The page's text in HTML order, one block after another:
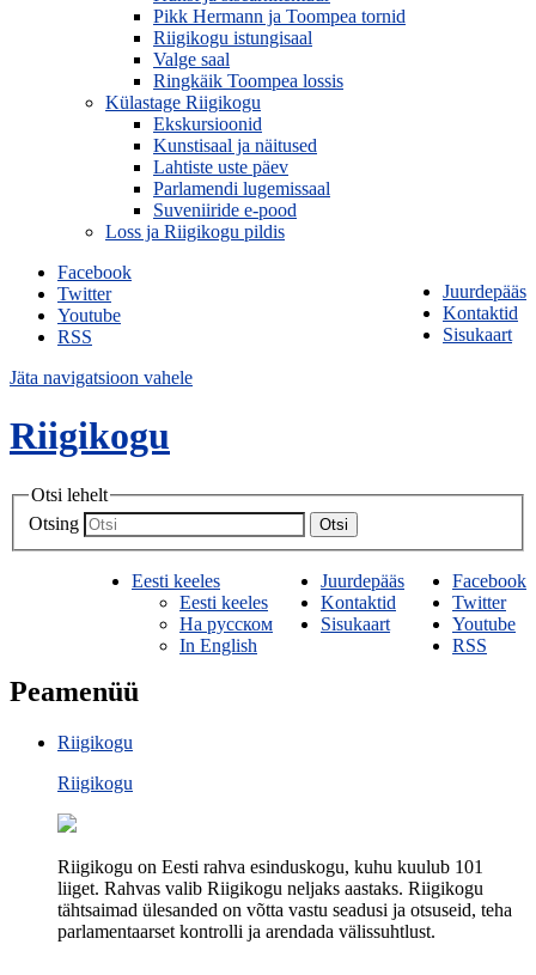
Pikk Hermann ja Toompea tornid
Riigikogu istungisaal
Valge saal
Ringkäik Toompea lossis
Külastage Riigikogu
Ekskursioonid
Kunstisaal ja näitused
Lahtiste uste päev
Parlamendi lugemissaal
Suveniiride e-pood
Loss ja Riigikogu pildis
Juurdepääs
Kontaktid
Sisukaart
Facebook
Twitter
Youtube
RSS
Jäta navigatsioon vahele
Riigikogu
Otsi lehelt
Otsing
Otsi
Facebook
Twitter
Youtube
RSS
Juurdepääs
Kontaktid
Sisukaart
Eesti keeles
Eesti keeles
На русском
In English
Peamenüü
Riigikogu
Riigikogu
Riigikogu on Eesti rahva esinduskogu, kuhu kuulub 101
liiget. Rahvas valib Riigikogu neljaks aastaks. Riigikogu
tähtsaimad ülesanded on võtta vastu seadusi ja otsuseid, teha
parlamentaarset kontrolli ja arendada välissuhtlust.